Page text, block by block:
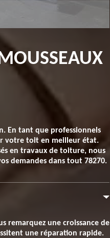
En tant que professionnels
votre toit en meilleur état.
en travaux de toiture, nous
demandes dans tout 78270.
remarquez une croissance de
une réparation rapide.